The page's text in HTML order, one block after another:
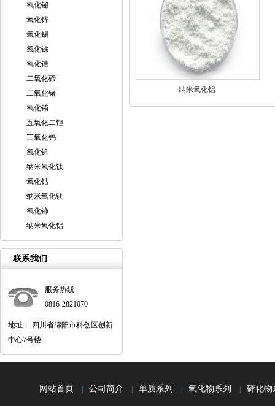
氧化铋
氧化锌
氧化锡
氧化锑
氧化锆
二氧化碲
二氧化锗
氧化铕
五氧化二钽
三氧化钨
氧化铪
纳米氧化钛
氧化钴
纳米氧化镁
氧化铈
纳米氧化铝
联系我们
服务热线
0816-2821070
地址： 四川省绵阳市科创区创新
中心7号楼
纳米氧化铝
网站首页 公司简介 单质系列 氧化物系列 碲化物